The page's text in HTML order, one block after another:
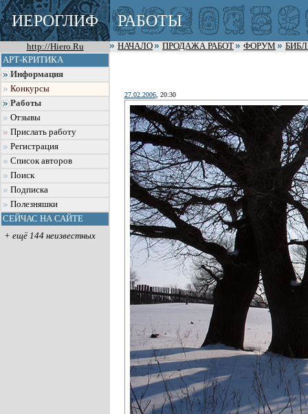
ИЕРОГЛИФ РАБОТЫ
http://Hiero.Ru НАЧАЛО ПРОДАЖА РАБОТ ФОРУМ
АРТ-КРИТИКА
Информация
Конкурсы
Работы
Отзывы
Прислать работу
Регистрация
Список авторов
Поиск
Подписка
Полезняшки
СЕЙЧАС НА САЙТЕ
+ ещё 144 неизвестных
27.02.2006, 20:30